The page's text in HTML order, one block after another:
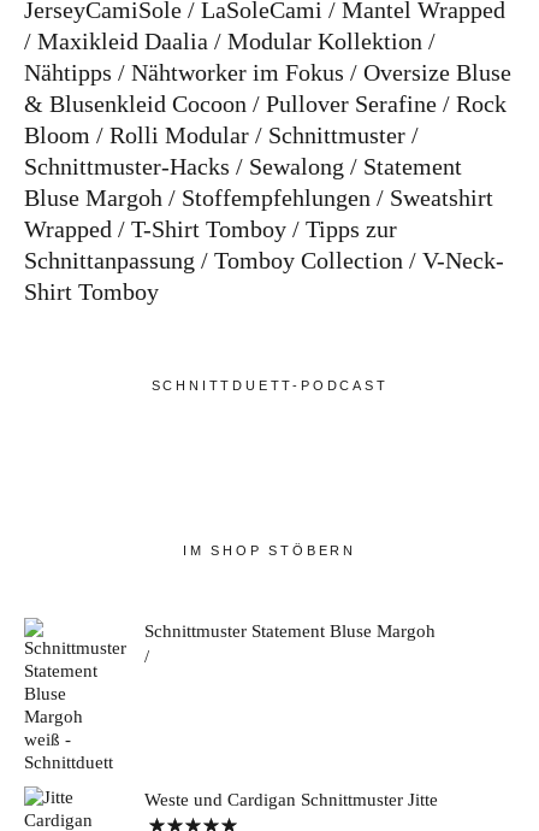
JerseyCamiSole LaSoleCami
Mantel Wrapped
Maxikleid Daalia
Modular Kollektion
Nähtipps
Nähtworker im Fokus
Oversize Bluse
& Blusenkleid Cocoon
Pullover Serafine
Rock
Bloom
Rolli Modular
Schnittmuster
Schnittmuster-Hacks
Sewalong
Statement
Bluse Margoh
Stoffempfehlungen
Sweatshirt
Wrapped
T-Shirt Tomboy
Tipps zur
Schnittanpassung
Tomboy Collection
V-Neck-
Shirt Tomboy
SCHNITTDUETT-PODCAST
IM SHOP STÖBERN
Schnittmuster Statement Bluse Margoh
Weste und Cardigan Schnittmuster Jitte